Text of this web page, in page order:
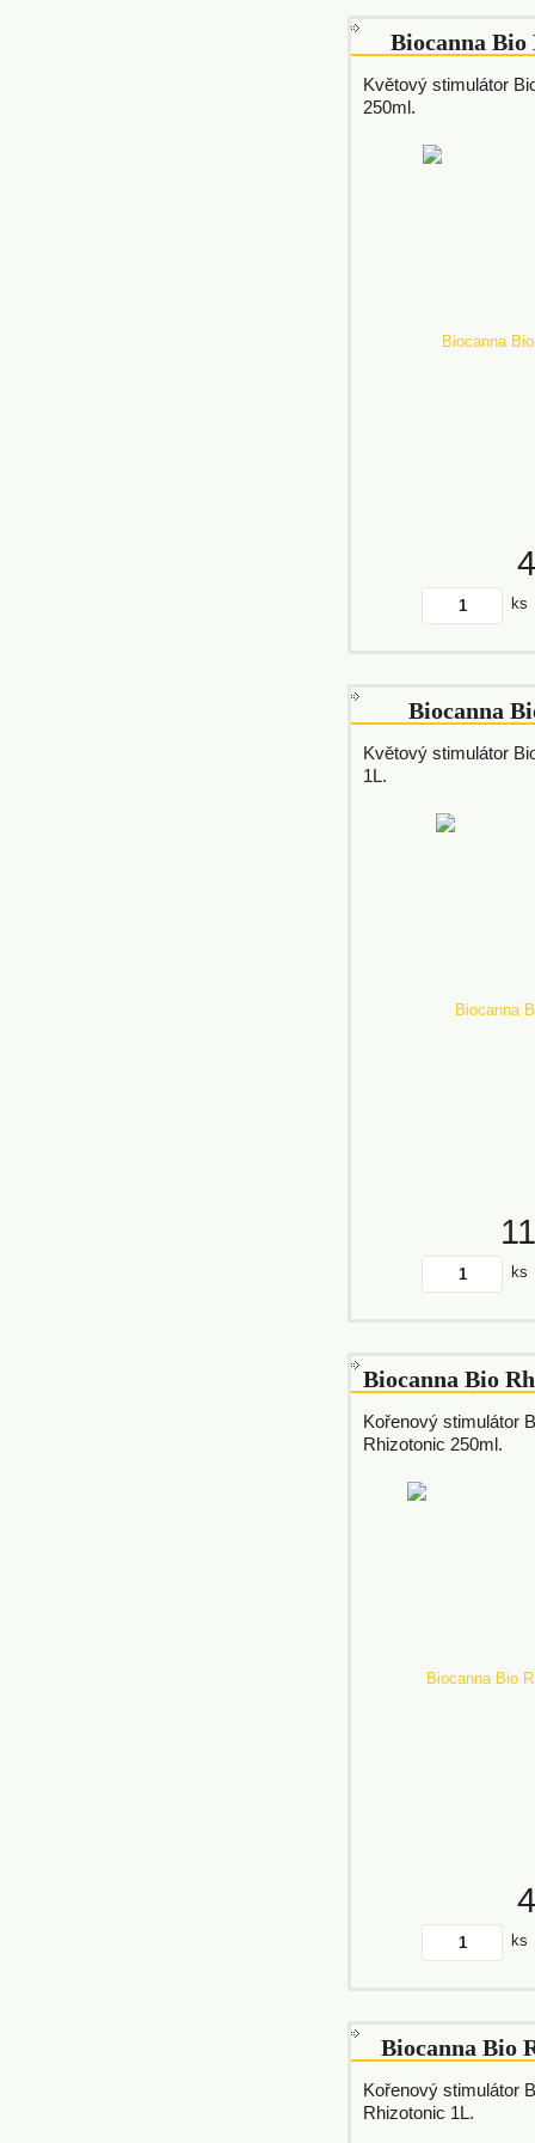
Biocanna Bio
Květový stimulátor
250ml.
ks
Biocanna
Květový stimulátor
1L.
ks
Biocanna Bio
Kořenový stimulátor
Rhizotonic 250ml.
ks
Biocanna Bio
Kořenový stimulátor
Rhizotonic 1L.